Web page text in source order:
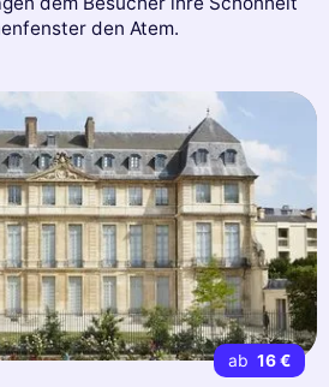
den Atem.
ab 16 €